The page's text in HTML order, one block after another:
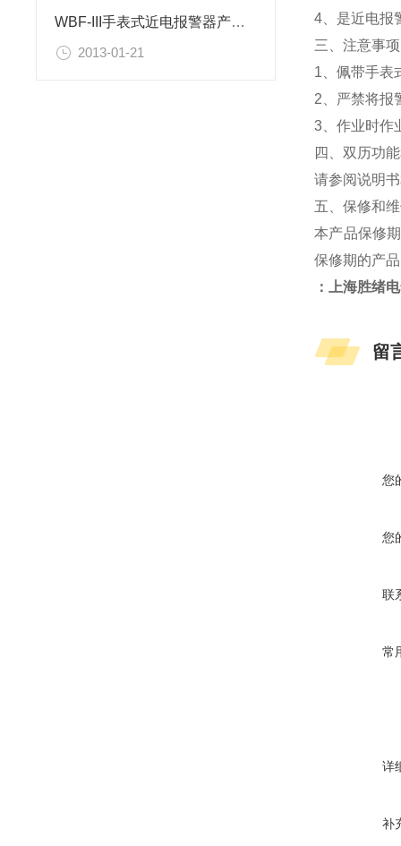
WBF-III手表式近电报警器产品功能
2013-01-21
4、是近电报
三、注意事项
1、佩带手表
2、严禁将报
3、作业时作
四、双历功
请参阅说明
五、保修和
本产品保修
保修期的产
：上海胜绪
留
您
您
联
常
详
补